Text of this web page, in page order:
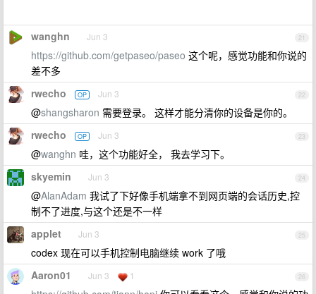
21
wanghn Jun 3
https://github.com/getpaseo/paseo 这个呢，感觉功能和你说的
差不多
22
rwecho OP Jun 3
@shangsharon 需要登录。 这样才能分清你的设备是你的。
23
rwecho OP Jun 3
@wanghn 哇，这个功能好全， 我去学习下。
24
skyemin Jun 3
@AlanAdam 我试了下好像手机端拿不到网页端的会话历史,控
制不了进度,与这个还是不一样
25
applet Jun 3
codex 现在可以手机控制电脑继续 work 了哦
26
Aaron01 Jun 3 1